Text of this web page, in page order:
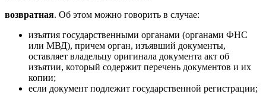
возвратная. Об этом можно говорить в случае:
изъятия государственными органами (органами ФНС
или МВД), причем орган, изъявший документы,
оставляет владельцу оригинала документа акт об
изъятии, который содержит перечень документов и их
копии;
если документ подлежит государственной регистрации;